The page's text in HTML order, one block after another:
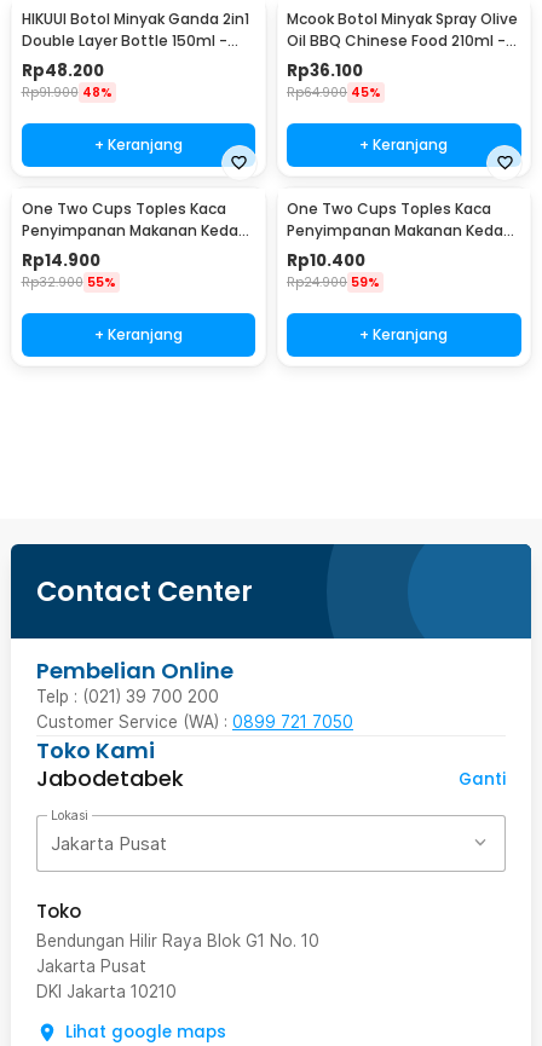
HIKUUI Botol Minyak Ganda 2in1
Double Layer Bottle 150ml -
HI150
Rp48.200
Rp91.900 48%
+ Keranjang
Mcook Botol Minyak Spray Olive
Oil BBQ Chinese Food 210ml -
M2194
Rp36.100
Rp64.900 45%
+ Keranjang
One Two Cups Toples Kaca
Penyimpanan Makanan Kedap
Udara Glass Jar 410ml - GH1270
Rp14.900
Rp32.900 55%
+ Keranjang
One Two Cups Toples Kaca
Penyimpanan Makanan Kedap
Udara Glass Jar 280ml -
GH1270
Rp10.400
Rp24.900 59%
+ Keranjang
Contact Center
Pembelian Online
Telp : (021) 39 700 200
Customer Service (WA) : 0899 721 7050
Toko Kami
Jabodetabek
Ganti
Lokasi
Jakarta Pusat
Toko
Bendungan Hilir Raya Blok G1 No. 10
Jakarta Pusat
DKI Jakarta 10210
Lihat google maps